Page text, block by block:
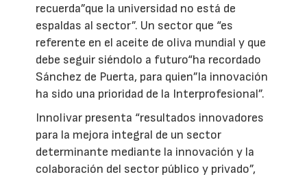
recuerda”que la universidad no está de
espaldas al sector”. Un sector que “es
referente en el aceite de oliva mundial y que
debe seguir siéndolo a futuro“ha recordado
Sánchez de Puerta, para quien”la innovación
ha sido una prioridad de la Interprofesional”.
Innolivar presenta “resultados innovadores
para la mejora integral de un sector
determinante mediante la innovación y la
colaboración del sector público y privado”,